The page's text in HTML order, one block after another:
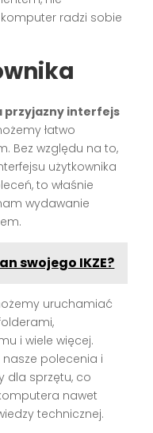
radzi sobie
przyjazny interfejs
łatwo
Bez względu na to,
użytkownika
to właśnie
wydawanie
swojego IKZE?
uruchamiać
i wiele więcej.
polecenia i
dla sprzętu, co
nawet
technicznej.